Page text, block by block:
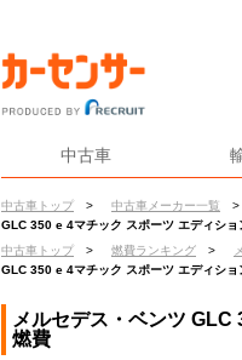
中古車
中古車トップ > 中古車メーカー一覧 >
GLC 350 e 4マチック スポーツ エディシ
中古車トップ
> 燃費ランキング >
GLC 350 e 4マチック スポーツ エディシ
メルセデス・ベンツ
燃費